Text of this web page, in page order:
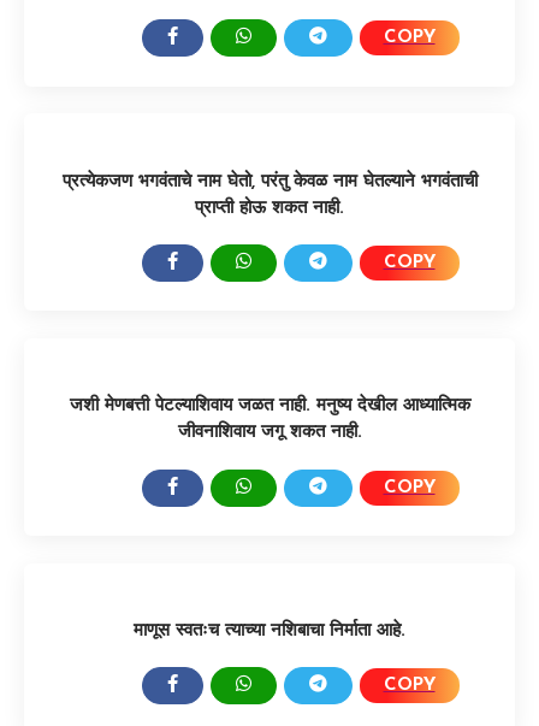
COPY
प्रत्येकजण भगवंताचे नाम घेतो, परंतु केवळ नाम घेतल्याने भगवंताची
प्राप्ती होऊ शकत नाही.
COPY
जशी मेणबत्ती पेटल्याशिवाय जळत नाही. मनुष्य देखील आध्यात्मिक
जीवनाशिवाय जगू शकत नाही.
COPY
माणूस स्वतःच त्याच्या नशिबाचा निर्माता आहे.
COPY